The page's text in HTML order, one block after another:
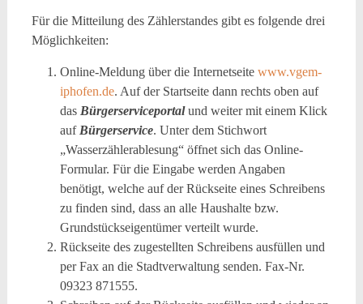
Für die Mitteilung des Zählerstandes gibt es folgende drei
Möglichkeiten:
Online-Meldung über die Internetseite www.vgem-
iphofen.de. Auf der Startseite dann rechts oben auf
das Bürgerserviceportalund weiter mit einem Klick
auf Bürgerservice. Unter dem Stichwort
„Wasserzählerablesung“ öffnet sich das Online-
Formular. Für die Eingabe werden Angaben
benötigt, welche auf der Rückseite eines Schreibens
zu finden sind, dass an alle Haushalte bzw.
Grundstückseigentümer verteilt wurde.
Rückseite des zugestellten Schreibens ausfüllen und
per Fax an die Stadtverwaltung senden. Fax-Nr.
09323 871555.